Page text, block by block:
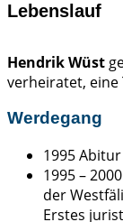
Lebenslauf
Hendrik Wüst
verheiratet, eine
Werdegang
1995 Abitur
1995 –
der
Erstes